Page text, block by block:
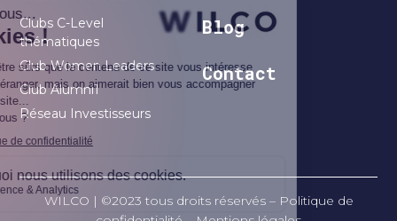
Clubs C-Level
thématiques
Club Women Leaders
Club Alumni1
Réseau Investisseurs
Blog
Contact
WILCO | ©2023 tous droits réservés – Politique de